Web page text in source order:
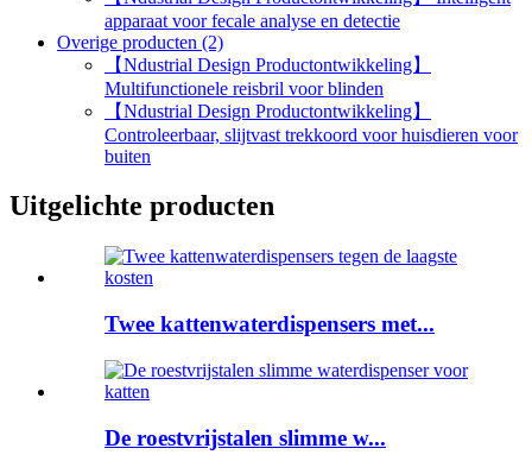
apparaat voor fecale analyse en detectie
Overige producten (2)
【Ndustrial Design Productontwikkeling】
Multifunctionele reisbril voor blinden
【Ndustrial Design Productontwikkeling】
Controleerbaar, slijtvast trekkoord voor huisdieren voor
buiten
Uitgelichte producten
Twee kattenwaterdispensers met...
De roestvrijstalen slimme w...